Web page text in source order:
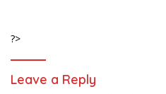
?>
Leave a Reply